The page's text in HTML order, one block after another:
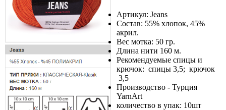
Артикул: Jeans
Состав: 55% хлопок, 45%
акрил.
Вес мотка: 50 гр.
Длина нити 160 м.
Рекомендуемые спицы и
крючок: спицы 3,5; крючок
3,5
Производство - Турция
YarnArt
количество в упак: 10шт